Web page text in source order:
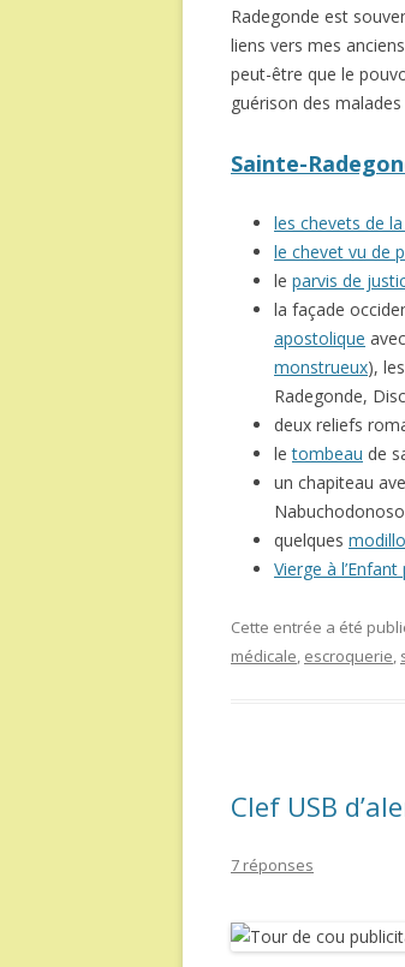
Radegonde est
liens vers mes
peut-être que le
guérison des malades
Sainte-
les chevets de
le chevet vu de
le parvis de
la façade
apostolique
monstrueux), les
Radegonde,
deux reliefs
letombeau de
un chapiteau
quelques
Vierge à
Cette entrée a été
médicale, escroquerie,
Clef USB
7 réponses